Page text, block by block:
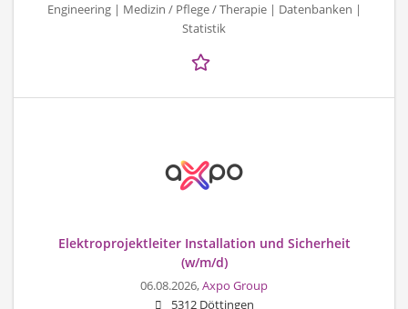
Engineering | Medizin / Pflege / Therapie | Datenbanken |
Statistik
Elektroprojektleiter Installation und Sicherheit
(w/m/d)
06.08.2026,Axpo Group
5312 Döttingen